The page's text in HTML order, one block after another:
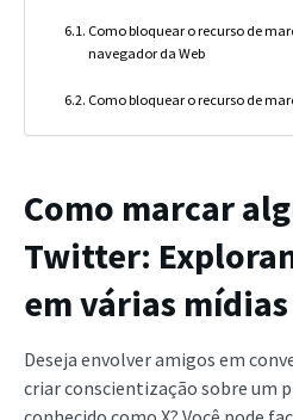
Como bloquear o recurso de
navegador da Web
Como bloquear o recurso de
Como marcar
Twitter:
em várias mídias
Deseja envolver amigos em
criar conscientização sobre um